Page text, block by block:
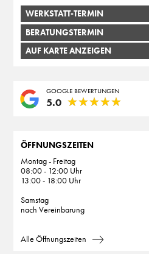
WERKSTATT-TERMIN
BERATUNGSTERMIN
AUF KARTE ANZEIGEN
GOOGLE BEWERTUNGEN
5.0 ★★★★★
★★★★★
ÖFFNUNGSZEITEN
Montag - Freitag
08:00 - 12:00 Uhr
13:00 - 18:00 Uhr
Samstag
nach Vereinbarung
Alle Öffnungszeiten